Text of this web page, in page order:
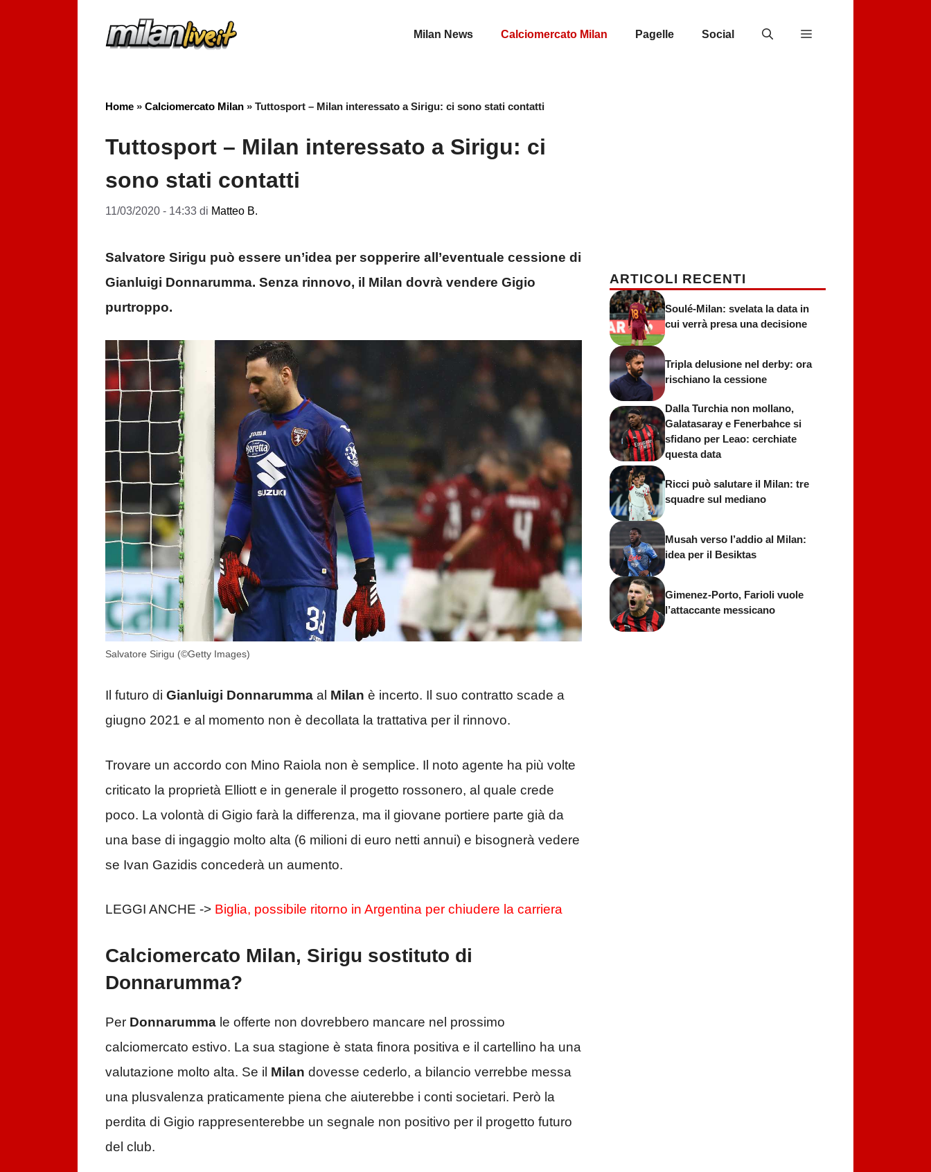
Milan News Calciomercato Milan Pagelle Social
Home » Calciomercato Milan » Tuttosport – Milan interessato a Sirigu: ci sono stati contatti
Tuttosport – Milan interessato a Sirigu: ci
sono stati contatti
11/03/2020 - 14:33 di Matteo B.
Salvatore Sirigu può essere un’idea per sopperire all’eventuale cessione di
Gianluigi Donnarumma. Senza rinnovo, il Milan dovrà vendere Gigio
purtroppo.
Salvatore Sirigu (©Getty Images)
Il futuro di Gianluigi Donnarumma al Milan è incerto. Il suo contratto scade a
giugno 2021 e al momento non è decollata la trattativa per il rinnovo.
Trovare un accordo con Mino Raiola non è semplice. Il noto agente ha più volte
criticato la proprietà Elliott e in generale il progetto rossonero, al quale crede
poco. La volontà di Gigio farà la differenza, ma il giovane portiere parte già da
una base di ingaggio molto alta (6 milioni di euro netti annui) e bisognerà vedere
se Ivan Gazidis concederà un aumento.
LEGGI ANCHE -> Biglia, possibile ritorno in Argentina per chiudere la carriera
Calciomercato Milan, Sirigu sostituto di
Donnarumma?
Per Donnarumma le offerte non dovrebbero mancare nel prossimo
calciomercato estivo. La sua stagione è stata finora positiva e il cartellino ha una
valutazione molto alta. Se il Milan dovesse cederlo, a bilancio verrebbe messa
una plusvalenza praticamente piena che aiuterebbe i conti societari. Però la
perdita di Gigio rappresenterebbe un segnale non positivo per il progetto futuro
del club.
ARTICOLI RECENTI
Soulé-Milan: svelata la data in
cui verrà presa una decisione
Tripla delusione nel derby: ora
rischiano la cessione
Dalla Turchia non mollano,
Galatasaray e Fenerbahce si
sfidano per Leao: cerchiate
questa data
Ricci può salutare il Milan: tre
squadre sul mediano
Musah verso l’addio al Milan:
idea per il Besiktas
Gimenez-Porto, Farioli vuole
l’attaccante messicano